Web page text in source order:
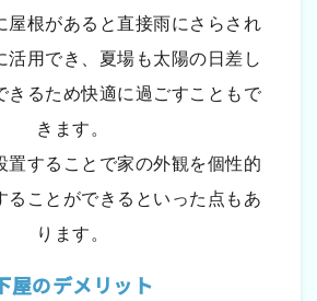
屋根があると直接雨にさらされ
活用でき、夏場も太陽の日差し
きるため快適に過ごすこともで
きます。
置することで家の外観を個性的
ることができるといった点もあ
ります。
屋のデメリット